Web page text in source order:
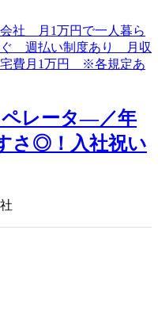
ペレータ―／年
さ◎！入社祝い